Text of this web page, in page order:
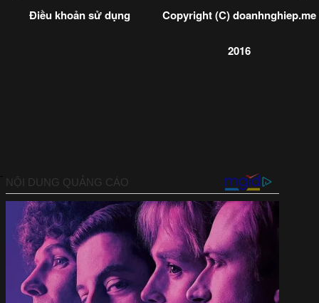
Điều khoản sử dụng Copyright (C) doanhnghiep.me
2016